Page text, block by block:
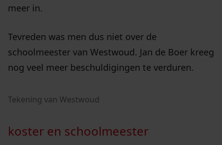
meer in.
Tevreden was men dus niet over de
schoolmeester van Westwoud. Jan de Boer kreeg
nog veel meer beschuldigingen te verduren.
Tekening van Westwoud
koster en schoolmeester